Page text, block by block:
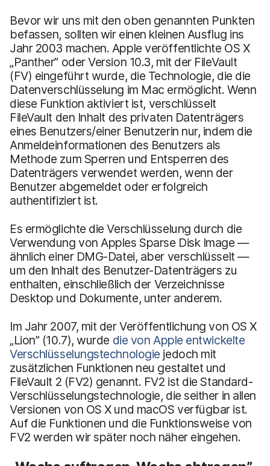
Bevor wir uns mit den oben genannten Punkten
befassen, sollten wir einen kleinen Ausflug ins
Jahr 2003 machen. Apple veröffentlichte OS X
„Panther” oder Version 10.3, mit der FileVault
(FV) eingeführt wurde, die Technologie, die die
Datenverschlüsselung im Mac ermöglicht. Wenn
diese Funktion aktiviert ist, verschlüsselt
FileVault den Inhalt des privaten Datenträgers
eines Benutzers/einer Benutzerin nur, indem die
Anmeldeinformationen des Benutzers als
Methode zum Sperren und Entsperren des
Datenträgers verwendet werden, wenn der
Benutzer abgemeldet oder erfolgreich
authentifiziert ist.
Es ermöglichte die Verschlüsselung durch die
Verwendung von Apples Sparse Disk Image —
ähnlich einer DMG-Datei, aber verschlüsselt —
um den Inhalt des Benutzer-Datenträgers zu
enthalten, einschließlich der Verzeichnisse
Desktop und Dokumente, unter anderem.
Im Jahr 2007, mit der Veröffentlichung von OS X
„Lion” (10.7), wurde die von Apple entwickelte
Verschlüsselungstechnologie jedoch mit
zusätzlichen Funktionen neu gestaltet und
FileVault 2 (FV2) genannt. FV2 ist die Standard-
Verschlüsselungstechnologie, die seither in allen
Versionen von OS X und macOS verfügbar ist.
Auf die Funktionen und die Funktionsweise von
FV2 werden wir später noch näher eingehen.